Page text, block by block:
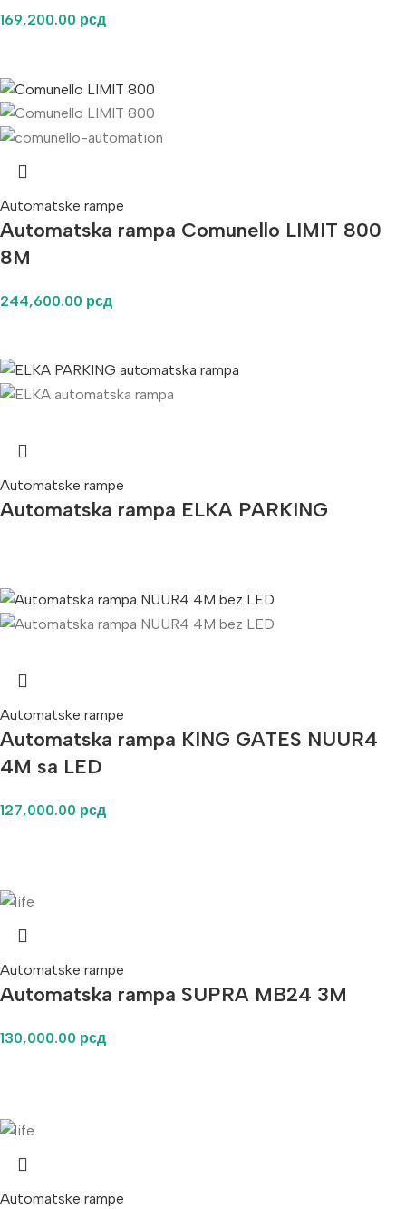
169,200.00 рсд
Automatske rampe
Automatska rampa Comunello LIMIT 800
8M
244,600.00 рсд
Automatske rampe
Automatska rampa ELKA PARKING
Automatske rampe
Automatska rampa KING GATES NUUR4
4M sa LED
127,000.00 рсд
Automatske rampe
Automatska rampa SUPRA MB24 3M
130,000.00 рсд
Automatske rampe